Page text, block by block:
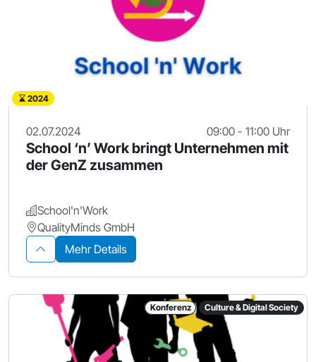
2024
02.07.2024 09:00 - 11:00 Uhr
School ‘n’ Work bringt Unternehmen mit
der GenZ zusammen
School'n'Work
QualityMinds GmbH
Mehr Details
Konferenz Culture & Digital Society